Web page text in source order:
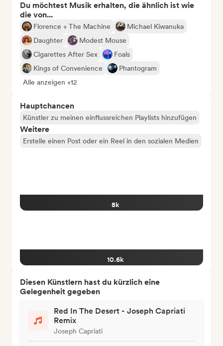
Du möchtest Musik erhalten, die ähnlich ist wie
die von...
Florence + The Machine
Michael Kiwanuka
Daughter
Modest Mouse
Cigarettes After Sex
Foals
Kings of Convenience
Phantogram
Alle anzeigen +12
Hauptchancen
Künstler zu meinen einflussreichen Playlists hinzufügen
Weitere
Erstelle einen Post oder ein Reel in den sozialen Medien
8k
10.6k
Diesen Künstlern hast du kürzlich eine
Gelegenheit gegeben
Red In The Desert - Joseph Capriati
Remix
Joseph Capriati